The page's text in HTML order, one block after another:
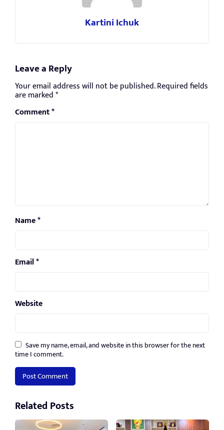
Kartini Ichuk
Leave a Reply
Your email address will not be published.Required fields
are marked*
Comment*
Name*
Email*
Website
Save my name, email, and website in this browser for the next
time I comment.
Related Posts